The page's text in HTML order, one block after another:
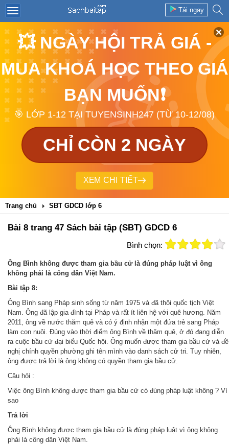
Tải ngay
💥 NGÀY HỘI TRẢ GIÁ -
MUA KHOÁ HỌC THEO GIÁ
BẠN MUỐN❗
🎯 LỚP 1-12 TẠI TUYENSINH247 (TỪ 10-12/08)
CHỈ CÒN 2 NGÀY
XEM CHI TIẾT
Trang chủ SBT GDCD lớp 6
Bài 8 trang 47 Sách bài tập (SBT) GDCD 6
Bình chọn:
Ông Bình không được tham gia bầu cử là đúng pháp luật vì ông
không phải là công dân Việt Nam.
Bài tập 8:
Ông Bình sang Pháp sinh sống từ năm 1975 và đã thôi quốc tịch Việt
Nam. Ông đã lập gia đình tại Pháp và rất ít liên hệ với quê hương. Năm
2011, ông về nước thăm quê và có ý định nhận một đứa trẻ sang Pháp
làm con nuôi. Đúng vào thời điểm ông Bình về thăm quê, ở đó đang diễn
ra cuộc bầu cử đại biểu Quốc hội. Ông muốn được tham gia bầu cử và đề
nghị chính quyền phường ghi tên mình vào danh sách cử tri. Tuy nhiên,
ông được trả lời là ông không có quyền tham gia bầu cử.
Câu hỏi :
Việc ông Bình không được tham gia bầu cử có đúng pháp luật không ? Vì
sao
Trảlời
Ông Bình không được tham gia bầu cử là đúng pháp luật vì ông không
phải là công dân Việt Nam.